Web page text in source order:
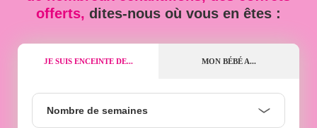
offerts, dites-nous où vous en êtes :
JE SUIS ENCEINTE DE... MON BÉBÉ A...
Nombre de semaines